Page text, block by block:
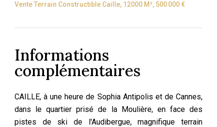
Vente Terrain Constructible Caille, 12000 M², 500 000 €
Informations
complémentaires
CAILLE, à une heure de Sophia Antipolis et de Cannes,
dans le quartier prisé de la Moulière, en face des
pistes de ski de l'Audibergue, magnifique terrain